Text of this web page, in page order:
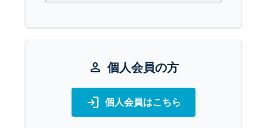
person 個人会員の方
login 個人会員はこちら